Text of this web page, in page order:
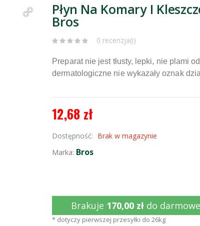
Płyn Na Komary I
Bros
0 recenzja(i)
Preparat nie jest tłusty, lepki, nie plami
dermatologiczne nie wykazały oznak
12,68 zł
Dostępność: Brak w magazynie
Marka: Bros
Brakuje 170,00 zł do
* dotyczy pierwszej przesyłki do 26kg